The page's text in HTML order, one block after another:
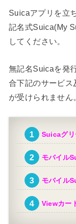
Suicaアプリを立
記名式Suica(My
してください。
無記名Suicaを発
合下記のサービス
が受けられません
Suicaグリ
モバイル
モバイル
Viewカー